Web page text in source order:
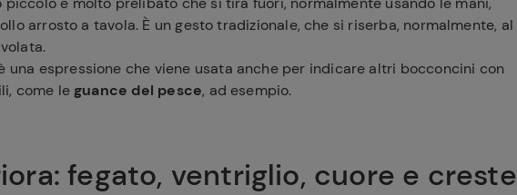
arrosto a tavola. È un gesto tradizionale, che si riserba, normalmente, al
una espressione che viene usata anche per indicare altri bocconcini con
come le guance del pesce, ad esempio.
fegato, ventriglio, cuore e creste